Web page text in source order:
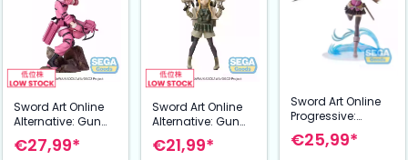
Sword Art Online
Alternative: Gun
Gale Online II
statuette
€27,99*
Sword Art Online
Alternative: Gun
Gale Online
statuette
€21,99*
Sword Art Online
Progressive:
Scherzo of Deep
Night statuette
€25,99*